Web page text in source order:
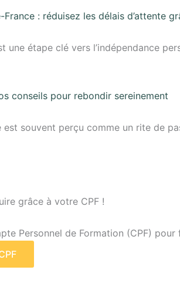
: réduisez les délais d’attente
une étape clé vers l’indépendance
conseils pour rebondir sereinement
souvent perçu comme un rite de
grâce à votre CPF !
Personnel de Formation (CPF)